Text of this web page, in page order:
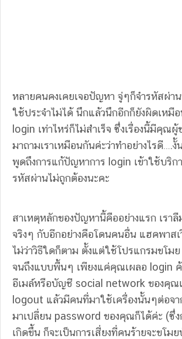
หลายคนคงเคยเจอปัญหา จู่ๆก็จำรหัสผ่า
ใช้ประจำไม่ได้ นึกแล้วนึกอีกก็ยังผิดเหมื
login เท่าไหร่ก็ไม่สำเร็จ ซึ่งเรื่องนี้มีคุณ
มาถามเราเหมือนกันค่ะว่าทำอย่างไรดี….
พูดถึงการแก้ปัญหาการ login เข้าใช้บริก
รหัสผ่านไม่ถูกต้องนะคะ
สาเหตุหลักของปัญหานี้คืออย่างแรก เรา
จริงๆ กับอีกอย่างคือโดนคนอื่น แฮคพาสเ
ไม่ว่าวิธีใดก็ตาม ตั้งแต่ใช้โปรแกรมขโม
จนถึงแบบพื้นๆ เพียงแค่คุณเผลอ login ค้
อีเมล์หรือบัญชี social network ของคุณ
logout แล้วมีคนที่มาใช้เครื่องนั้นๆต่อจ
มาเปลี่ยน password ของคุณก็ได้ค่ะ (ซึ่
เกิดขึ้น ก็จะเป็นการเสี่ยงที่คนร้ายจะขโ